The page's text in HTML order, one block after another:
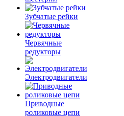
Зубчатые рейки
Червячные
редукторы
Электродвигатели
Приводные
роликовые цепи